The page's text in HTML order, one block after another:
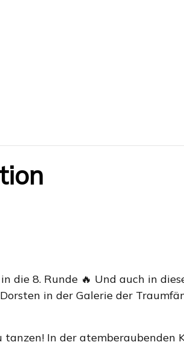
die 8. Runde 🔥 Und auch in
in der Galerie der
In der atemberaubenden